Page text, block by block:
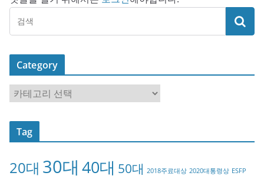
Category
a
t
o
Tag
20대 30대 40대 50대 2018주료대상 2020대통령상 ESFP